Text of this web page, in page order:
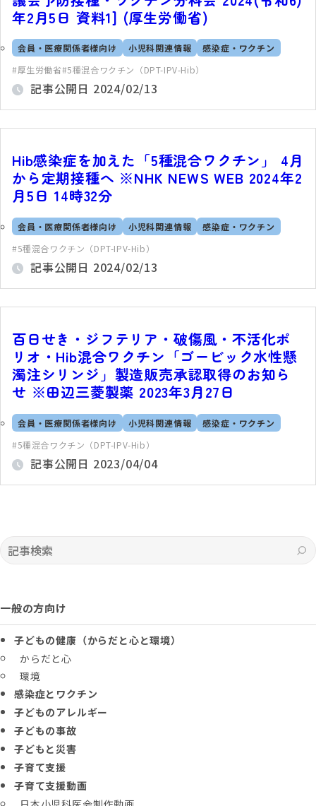
年2月5日 資料1] (厚生労働省)
会員・医療関係者様向け 小児科関連情報
感染症・ワクチン
厚生労働省 5種混合ワクチン（DPT-IPV-Hib）
記事公開日 2024/02/13
Hib感染症を加えた「5種混合ワクチン」 4月
から定期接種へ ※NHK NEWS WEB 2024年2
月5日 14時32分
会員・医療関係者様向け 小児科関連情報
感染症・ワクチン
5種混合ワクチン（DPT-IPV-Hib）
記事公開日 2024/02/13
百日せき・ジフテリア・破傷風・不活化ポ
リオ・Hib混合ワクチン「ゴービック水性懸
濁注シリンジ」製造販売承認取得のお知ら
せ ※田辺三菱製薬 2023年3月27日
会員・医療関係者様向け 小児科関連情報
感染症・ワクチン
5種混合ワクチン（DPT-IPV-Hib）
記事公開日 2023/04/04
記事検索
一般の方向け
子どもの健康（からだと心と環境）
からだと心
環境
感染症とワクチン
子どものアレルギー
子どもの事故
子どもと災害
子育て支援
子育て支援動画